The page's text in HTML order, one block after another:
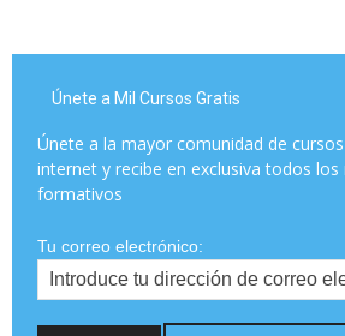
Únete a Mil Cursos Gratis
Únete a la mayor comunidad de
internet y recibe en exclusiva todos los
formativos
Tu correo electrónico: